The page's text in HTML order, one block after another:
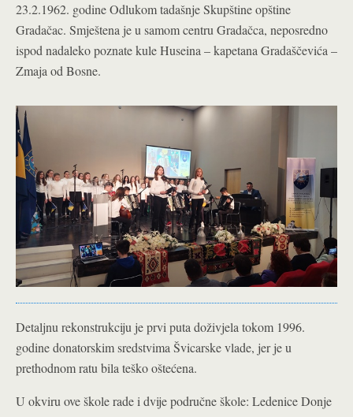
23.2.1962. godine Odlukom tadašnje Skupštine opštine
Gradačac. Smještena je u samom centru Gradačca, neposredno
ispod nadaleko poznate kule Huseina – kapetana Gradaščevića –
Zmaja od Bosne.
Detaljnu rekonstrukciju je prvi puta doživjela tokom 1996.
godine donatorskim sredstvima Švicarske vlade, jer je u
prethodnom ratu bila teško oštećena.
U okviru ove škole rade i dvije područne škole: Ledenice Donje